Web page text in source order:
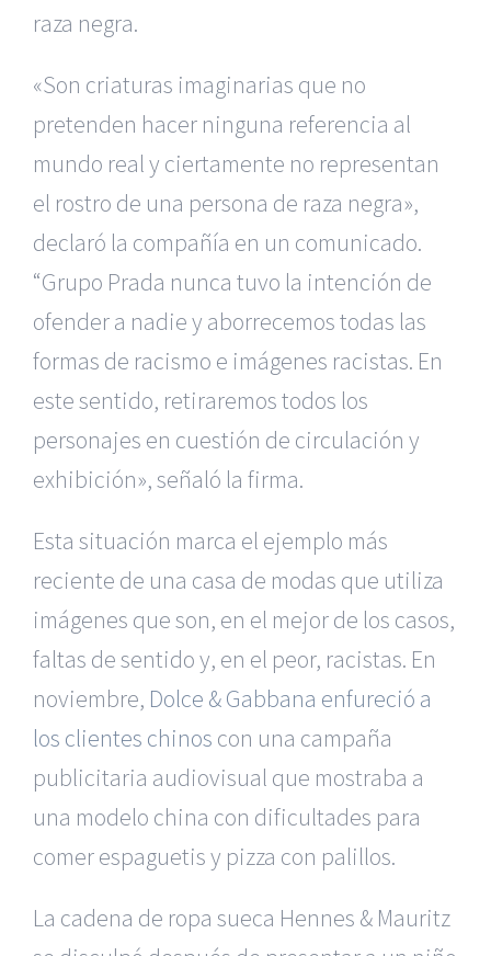
raza negra.
«Son criaturas imaginarias que no
pretenden hacer ninguna referencia al
mundo real y ciertamente no representan
el rostro de una persona de raza negra»,
declaró la compañía en un comunicado.
“Grupo Prada nunca tuvo la intención de
ofender a nadie y aborrecemos todas las
formas de racismo e imágenes racistas. En
este sentido, retiraremos todos los
personajes en cuestión de circulación y
exhibición», señaló la firma.
Esta situación marca el ejemplo más
reciente de una casa de modas que utiliza
imágenes que son, en el mejor de los casos,
faltas de sentido y, en el peor, racistas. En
noviembre, Dolce & Gabbana enfureció a
los clientes chinos con una campaña
publicitaria audiovisual que mostraba a
una modelo china con dificultades para
comer espaguetis y pizza con palillos.
La cadena de ropa sueca Hennes & Mauritz